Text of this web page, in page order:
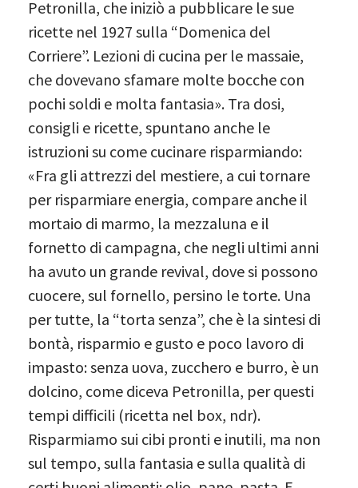
Petronilla, che iniziò a pubblicare le sue
ricette nel 1927 sulla “Domenica del
Corriere”. Lezioni di cucina per le massaie,
che dovevano sfamare molte bocche con
pochi soldi e molta fantasia». Tra dosi,
consigli e ricette, spuntano anche le
istruzioni su come cucinare risparmiando:
«Fra gli attrezzi del mestiere, a cui tornare
per risparmiare energia, compare anche il
mortaio di marmo, la mezzaluna e il
fornetto di campagna, che negli ultimi anni
ha avuto un grande revival, dove si possono
cuocere, sul fornello, persino le torte. Una
per tutte, la “torta senza”, che è la sintesi di
bontà, risparmio e gusto e poco lavoro di
impasto: senza uova, zucchero e burro, è un
dolcino, come diceva Petronilla, per questi
tempi difficili (ricetta nel box, ndr).
Risparmiamo sui cibi pronti e inutili, ma non
sul tempo, sulla fantasia e sulla qualità di